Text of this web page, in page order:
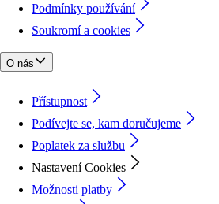
Podmínky používání
Soukromí a cookies
O nás
Přístupnost
Podívejte se, kam doručujeme
Poplatek za službu
Nastavení Cookies
Možnosti platby